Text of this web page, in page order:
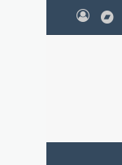
انستقرامmedium